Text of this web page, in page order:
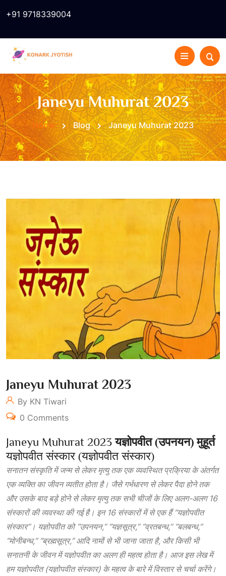
+91 9718339004
Janeyu Muhurat 2023
Home Blog Janeyu Muhurat 2023
Janeyu Muhurat 2023
By KN Tiwari
0 Comments
Janeyu Muhurat 2023यज्ञोपवीत (उपनयन) मुहूर्त
यज्ञोपवीत संस्कार (यज्ञोपवीत संस्कार)
सनातन संस्कृति में जन्म से लेकर मृत्यु तक एक व्यवस्थित प्रक्रिया के अंतर्गत
एक व्यक्ति का जीवन व्यतीत होता है। जैसे गर्भधारण से लेकर पैदा होने तक
और उसके बाद बड़े होने से लेकर मृत्यु तक सभी चीजों के लिए अलग-अलग 16
संस्कारों की व्यवस्था की गई है। इन 16 संस्कारों में से एक हैं “यज्ञोपवीत
संस्कार”। यज्ञोपवीत को “उपनयन,” “यज्ञसूत्र,” “व्रतबन्ध,” “बलबन्ध,”
“मोनीबन्ध,” “ब्रह्मसूत्र,” आदि नामों से भी जाना जाता है, और किसी भी
सनातनी के जीवन में यज्ञोपवीत का अलग ही महत्व होता है। आज इस लेख में
हम यज्ञोपवीत (यज्ञोपवीत संस्कार) के महत्व के बारे में विस्तार से चर्चा करेंगे।